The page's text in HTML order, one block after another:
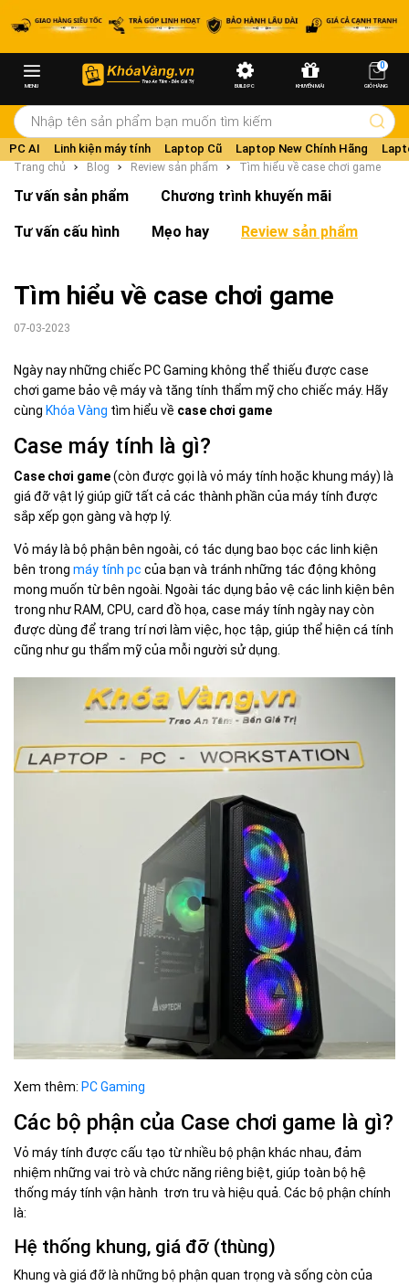
MENU BUILD PC KHUYẾN MÃI
0
GIỎ HÀNG
PC AI Linh kiện máy tính Laptop Cũ Laptop New Chính Hãng
Trang chủ Blog Review sản phẩm Tìm hiểu về case chơi game
Tư vấn sản phẩm Chương trình khuyến mãi
Tư vấn cấu hình Mẹo hay Review sản phẩm
Tìm hiểu về case chơi game
07-03-2023
Ngày nay những chiếc PC Gaming không thể thiếu được case
chơi game bảo vệ máy và tăng tính thẩm mỹ cho chiếc máy. Hãy
cùng Khóa Vàng tìm hiểu về case chơi game
Case máy tính là gì?
Case chơi game(còn được gọi là vỏ máy tính hoặc khung máy) là
giá đỡ vật lý giúp giữ tất cả các thành phần của máy tính được
sắp xếp gọn gàng và hợp lý.
Vỏ máy là bộ phận bên ngoài, có tác dụng bao bọc các linh kiện
bên trong máy tính pc của bạn và tránh những tác động không
mong muốn từ bên ngoài. Ngoài tác dụng bảo vệ các linh kiện bên
trong như RAM, CPU, card đồ họa, case máy tính ngày nay còn
được dùng để trang trí nơi làm việc, học tập, giúp thể hiện cá tính
cũng như gu thẩm mỹ của mỗi người sử dụng.
Xem thêm: PC Gaming
Các bộ phận của Case chơi game là gì?
Vỏ máy tính được cấu tạo từ nhiều bộ phận khác nhau, đảm
nhiệm những vai trò và chức năng riêng biệt, giúp toàn bộ hệ
thống máy tính vận hành trơn tru và hiệu quả. Các bộ phận chính
là:
Hệ thống khung, giá đỡ (thùng)
Khung và giá đỡ là những bộ phận quan trọng và sống còn của